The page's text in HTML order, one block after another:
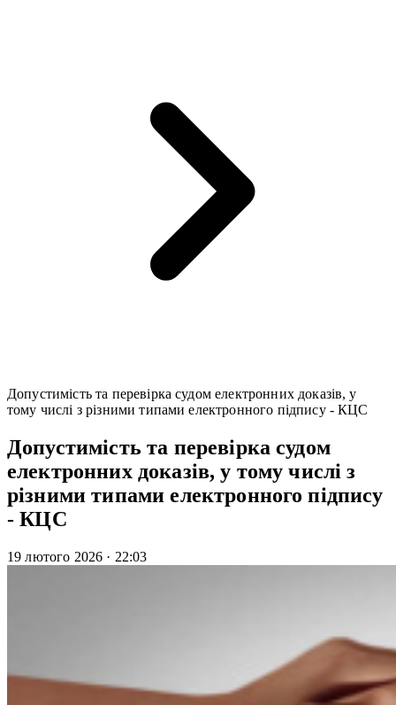
Допустимість та перевірка судом електронних доказів, у
тому числі з різними типами електронного підпису - КЦС
Допустимість та перевірка судом
електронних доказів, у тому числі з
різними типами електронного підпису
- КЦС
19 лютого 2026 · 22:03